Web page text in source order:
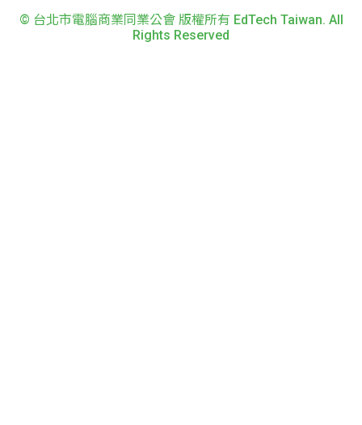
© 台北市電腦商業同業公會 版權所有 EdTech Taiwan. All
Rights Reserved